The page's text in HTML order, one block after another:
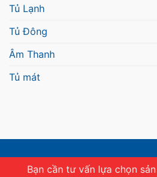
Tủ Lạnh
Tủ Đông
Âm Thanh
Tủ mát
Bạn cần tư vấn lựa chọn